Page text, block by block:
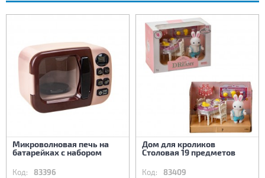
Микроволновая печь на
батарейках с набором
Код: 83396
Дом для кроликов
Столовая 19 предметов
Код: 83409